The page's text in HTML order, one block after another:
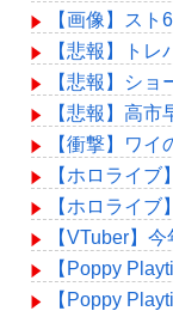
【画像】ス
【悲報】ト
【悲報】シ
【悲報】高
【衝撃】ワ
【ホロライ
【ホロライブ
【VTuber】
【Poppy
【Poppy